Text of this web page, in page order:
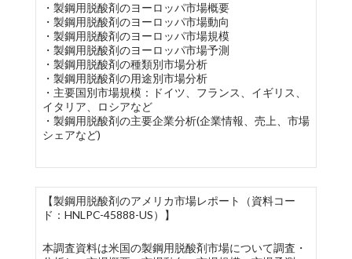
・製鋼用脱酸剤のヨーロッパ市場概要
・製鋼用脱酸剤のヨーロッパ市場動向
・製鋼用脱酸剤のヨーロッパ市場規模
・製鋼用脱酸剤のヨーロッパ市場予測
・製鋼用脱酸剤の種類別市場分析
・製鋼用脱酸剤の用途別市場分析
・主要国別市場規模：ドイツ、フランス、イギリス、
イタリア、ロシアなど
・製鋼用脱酸剤の主要企業分析(企業情報、売上、市場
シェアなど)
【製鋼用脱酸剤のアメリカ市場レポート（資料コー
ド：HNLPC-45888-US）】
本調査資料は米国の製鋼用脱酸剤市場について調査・